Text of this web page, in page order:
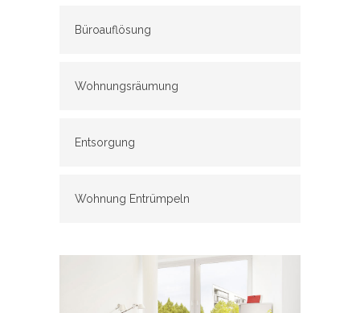
Büroauflösung
Wohnungsräumung
Entsorgung
Wohnung Entrümpeln